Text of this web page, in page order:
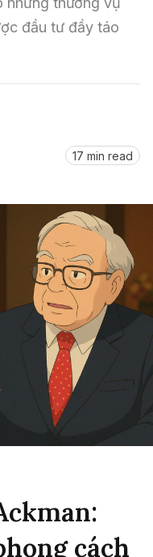
đầu tư đầy táo
17 min read
cách